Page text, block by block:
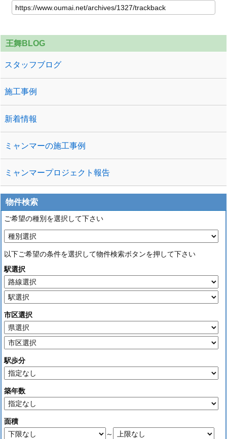
王舞BLOG
スタッフブログ
施工事例
新着情報
ミャンマーの施工事例
ミャンマープロジェクト報告
物件検索
ご希望の種別を選択して下さい
以下ご希望の条件を選択して物件検索ボタンを押して下さい
駅選択
市区選択
駅歩分
築年数
面積
～